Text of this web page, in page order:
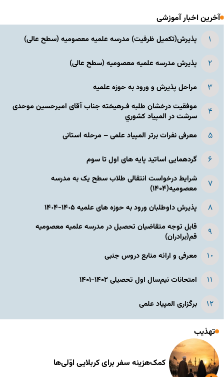
آخرین اخبار آموزشی
پذیرش(تکمیل ظرفیت) مدرسه علمیه معصومیه‌ (سطح عالی)
پذیرش مدرسه علمیه معصومیه‌ (سطح عالی)
مراحل پذیرش و ورود به حوزه علمیه
موفقیت درخشان طلبه فـرهیخته جناب آقای امیرحسین موحدی
سرشت در المپياد كشوري
معرفی نفرات برتر المپیاد علمی – مرحله استانی
گردهمایی اساتید پایه های اول تا سوم
شرایط درخواست انتقالی طلاب سطح یک به مدرسه
معصومیه(۱۴۰۴)
پذیرش داوطلبان ورود به حوزه های علمیه ١۴٠۵-١۴٠۴
قابل توجه متقاضیان تحصیل در مدرسه علمیه معصومیه
قم(برادران)
معرفی و ارائه منابع دروس جنبی
امتحانات نیم‌سال اول تحصیلی ۱۴۰۲-۱۴۰۱
برگزاری المپیاد علمی
تهذیب
کمک‌هزینه سفر برای کربلایی اوّلی‌ها